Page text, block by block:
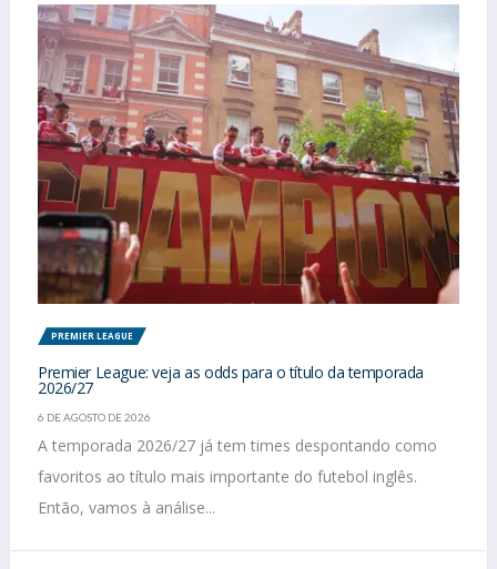
PREMIER LEAGUE
Premier League: veja as odds para o título da temporada
2026/27
6 DE AGOSTO DE 2026
A temporada 2026/27 já tem times despontando como
favoritos ao título mais importante do futebol inglês.
Então, vamos à análise...